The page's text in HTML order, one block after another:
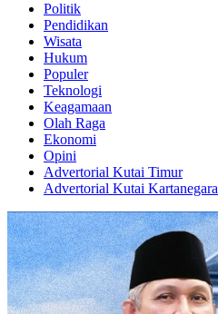
Politik
Pendidikan
Wisata
Hukum
Populer
Teknologi
Keagamaan
Olah Raga
Ekonomi
Opini
Advertorial Kutai Timur
Advertorial Kutai Kartanegara